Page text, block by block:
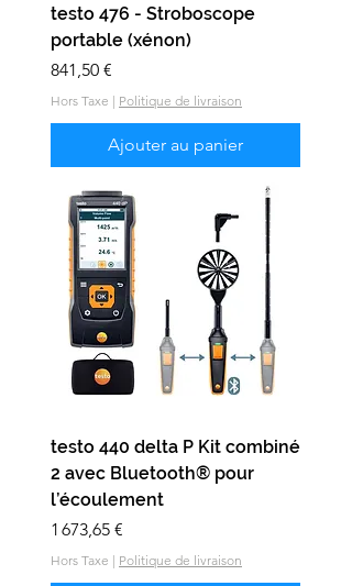
testo 476 - Stroboscope
portable (xénon)
Prix
841,50 €
Hors Taxe | Politique de livraison
Ajouter au panier
testo 440 delta P Kit combiné
2 avec Bluetooth® pour
l’écoulement
Prix
1 673,65 €
Hors Taxe | Politique de livraison